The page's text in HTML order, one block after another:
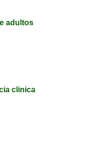
adultos
clinica